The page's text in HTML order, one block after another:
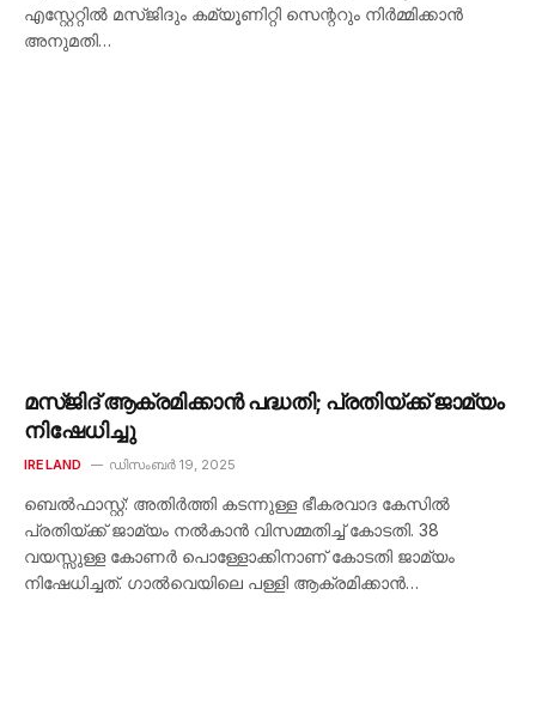
എസ്റ്റേറ്റിൽ മസ്ജിദും കമ്യൂണിറ്റി സെന്ററും നിർമ്മിക്കാൻ
അനുമതി…
മസ്ജിദ് ആക്രമിക്കാൻ പദ്ധതി; പ്രതിയ്ക്ക് ജാമ്യം
നിഷേധിച്ചു
IRELAND ഡിസംബർ 19, 2025
ബെൽഫാസ്റ്റ്: അതിർത്തി കടന്നുള്ള ഭീകരവാദ കേസിൽ
പ്രതിയ്ക്ക് ജാമ്യം നൽകാൻ വിസമ്മതിച്ച് കോടതി. 38
വയസ്സുള്ള കോണർ പൊള്ളോക്കിനാണ് കോടതി ജാമ്യം
നിഷേധിച്ചത്. ഗാൽവെയിലെ പള്ളി ആക്രമിക്കാൻ…